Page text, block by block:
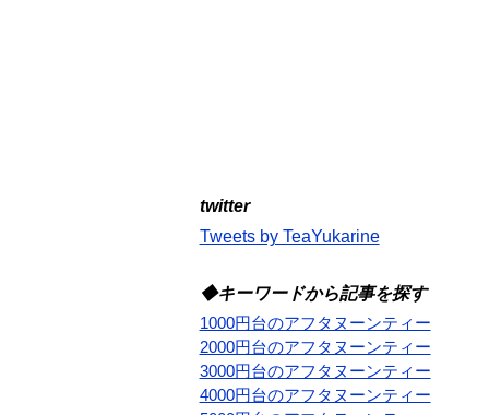
twitter
Tweets by TeaYukarine
◆キーワードから記事を探す
1000円台のアフタヌーンティー
2000円台のアフタヌーンティー
3000円台のアフタヌーンティー
4000円台のアフタヌーンティー